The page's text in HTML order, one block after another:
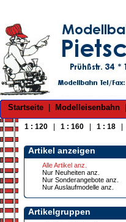
Startseite Modelleisenbahn
1 : 120 1 : 160 1 : 18
Artikel anzeigen
Alle Artikel anz.
Nur Neuheiten anz.
Nur Sonderangebote anz.
Nur Auslaufmodelle anz.
Artikelgruppen